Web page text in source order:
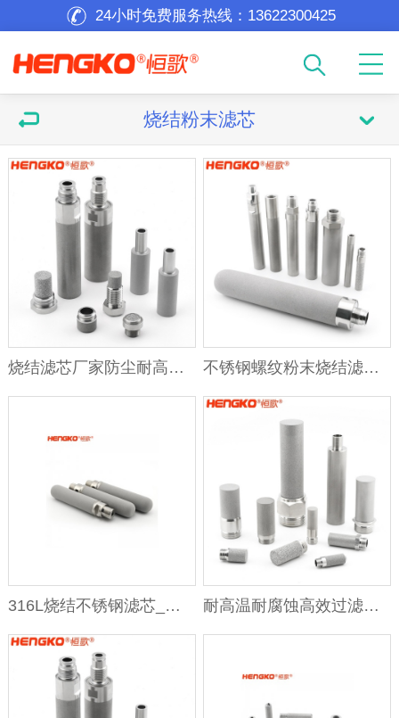
24小时免费服务热线： 13622300425
烧结粉末滤芯
烧结滤芯厂家防尘耐高温耐蚀孔径精准过滤透气不锈钢过滤芯 不锈钢螺纹粉末烧结滤芯微米级高精度316L材质高温烧结过滤器
316L烧结不锈钢滤芯_微米孔隙工业机外螺纹不锈钢滤芯过滤筒 耐高温耐腐蚀高效过滤器丨多孔烧结金属不锈钢滤芯管